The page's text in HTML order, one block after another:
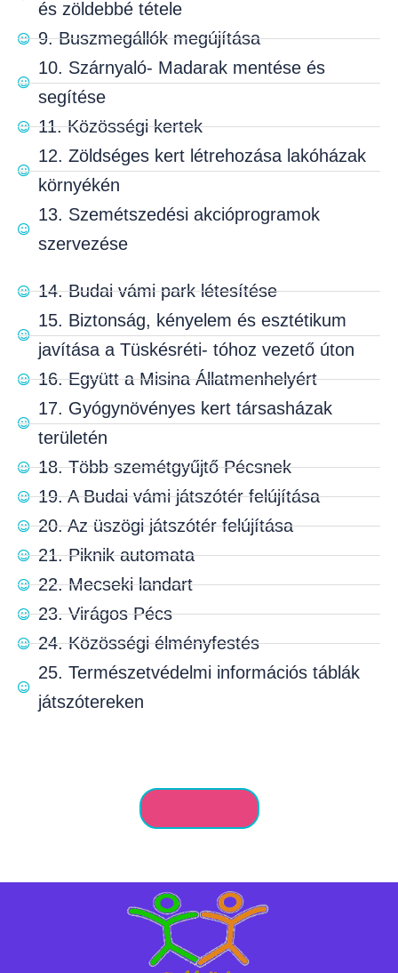
és zöldebbé tétele
9. Buszmegállók megújítása
10. Szárnyaló- Madarak mentése és
segítése
11. Közösségi kertek
12. Zöldséges kert létrehozása lakóházak
környékén
13. Szemétszedési akcióprogramok
szervezése
14. Budai vámi park létesítése
15. Biztonság, kényelem és esztétikum
javítása a Tüskésréti- tóhoz vezető úton
16. Együtt a Misina Állatmenhelyért
17. Gyógynövényes kert társasházak
területén
18. Több szemétgyűjtő Pécsnek
19. A Budai vámi játszótér felújítása
20. Az üszögi játszótér felújítása
21. Piknik automata
22. Mecseki landart
23. Virágos Pécs
24. Közösségi élményfestés
25. Természetvédelmi információs táblák
játszótereken